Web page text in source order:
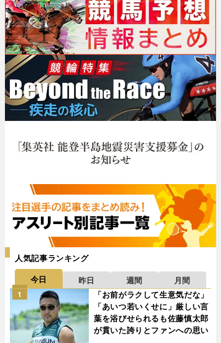
人気記事ランキング
今日 昨日 週間
月間
「お前がラクして生意気だな」
「あいつ若いくせに」厳しい言
葉を浴びせられるも佐藤慎太郎
が貫いた誇りとファンへの思い
1